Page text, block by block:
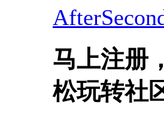
马上注册
松玩转社